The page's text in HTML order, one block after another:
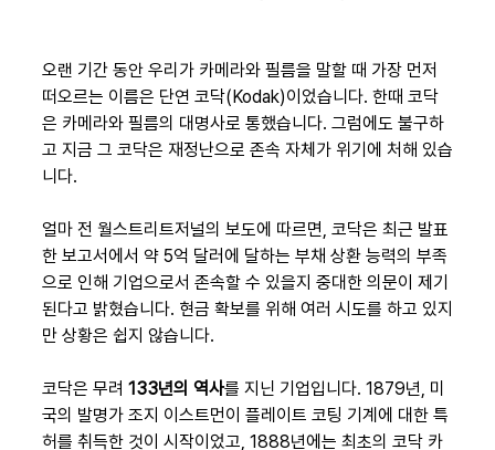
오랜 기간 동안 우리가 카메라와 필름을 말할 때 가장 먼저
떠오르는 이름은 단연 코닥(Kodak)이었습니다. 한때 코닥
은 카메라와 필름의 대명사로 통했습니다. 그럼에도 불구하
고 지금 그 코닥은 재정난으로 존속 자체가 위기에 처해 있습
니다.
얼마 전 월스트리트저널의 보도에 따르면, 코닥은 최근 발표
한 보고서에서 약 5억 달러에 달하는 부채 상환 능력의 부족
으로 인해 기업으로서 존속할 수 있을지 중대한 의문이 제기
된다고 밝혔습니다. 현금 확보를 위해 여러 시도를 하고 있지
만 상황은 쉽지 않습니다.
코닥은 무려 133년의 역사를 지닌 기업입니다. 1879년, 미
국의 발명가 조지 이스트먼이 플레이트 코팅 기계에 대한 특
허를 취득한 것이 시작이었고, 1888년에는 최초의 코닥 카